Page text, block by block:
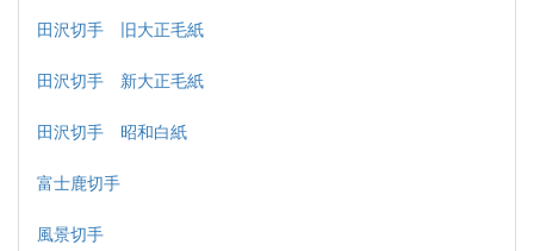
田沢切手 旧大正毛紙
田沢切手 新大正毛紙
田沢切手 昭和白紙
富士鹿切手
風景切手